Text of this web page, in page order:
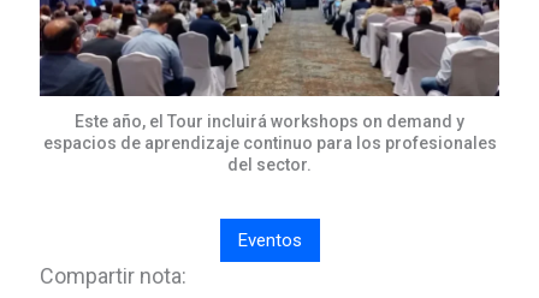
Este año, el Tour incluirá workshops on demand y
espacios de aprendizaje continuo para los profesionales
del sector.
Eventos
Compartir nota: